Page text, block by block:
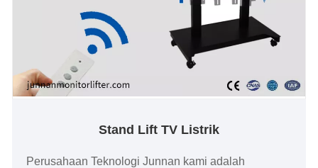
Stand Lift TV Listrik
Perusahaan Teknologi Junnan kami adalah